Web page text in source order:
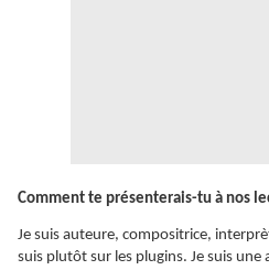
Comment te présenterais-tu à nos
Je suis auteure, compositrice,
suis plutôt sur les plugins. Je suis